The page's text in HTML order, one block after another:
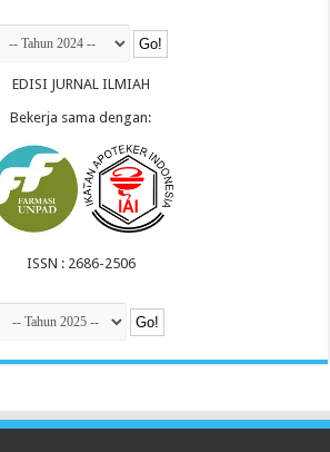
EDISI JURNAL ILMIAH
Bekerja sama dengan:
ISSN : 2686-2506